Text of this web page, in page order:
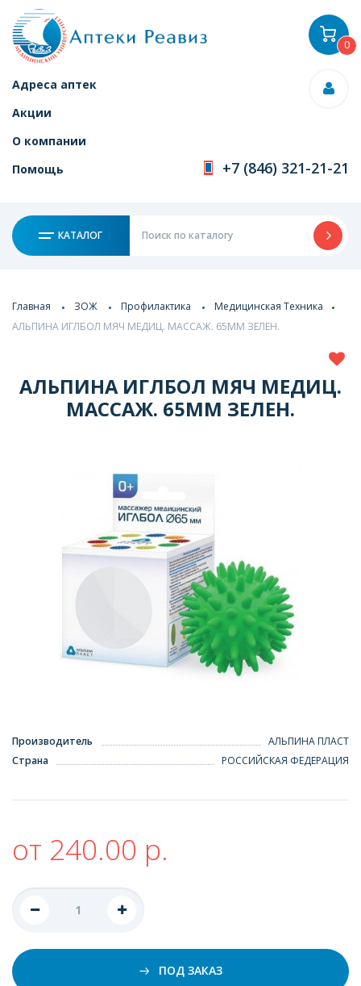
Адреса аптек
Акции
О компании
Помощь
+7 (846) 321-21-21
КАТАЛОГ
0
Главная ЗОЖ Профилактика
Медицинская Техника
АЛЬПИНА ИГЛБОЛ МЯЧ МЕДИЦ. МАССАЖ. 65ММ ЗЕЛЕН.
АЛЬПИНА ИГЛБОЛ МЯЧ МЕДИЦ.
МАССАЖ. 65ММ ЗЕЛЕН.
Производитель
АЛЬПИНА ПЛАСТ
Страна
РОССИЙСКАЯ ФЕДЕРАЦИЯ
от 240.00 р.
ПОД ЗАКАЗ